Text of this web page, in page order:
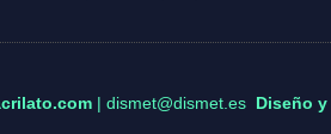
| dismet@dismet.es Diseño